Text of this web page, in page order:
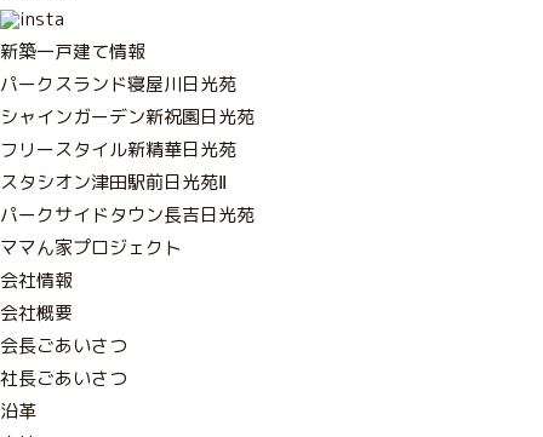
新築一戸建て情報
パークスランド寝屋川日光苑
シャインガーデン新祝園日光苑
フリースタイル新精華日光苑
スタシオン津田駅前日光苑Ⅱ
パークサイドタウン長吉日光苑
ママん家プロジェクト
会社情報
会社概要
会長ごあいさつ
社長ごあいさつ
沿革